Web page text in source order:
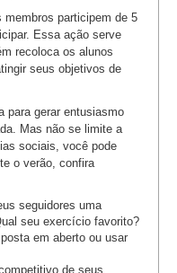
membros participem de 5
Essa ação serve
recoloca os alunos
seus objetivos de
para gerar entusiasmo
Mas não se limite a
sociais, você pode
o verão, confira
seguidores uma
seu exercício favorito?
em aberto ou usar
de seus